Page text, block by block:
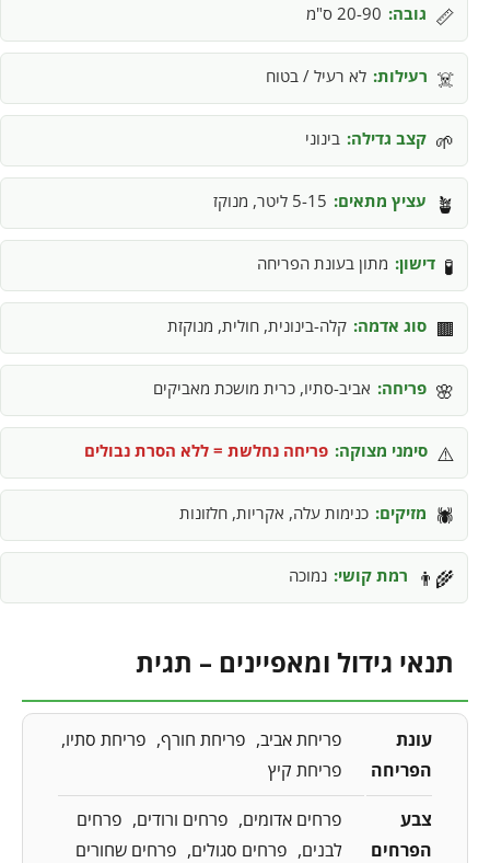
📏 גובה: 20-90 ס"מ
☠️ רעילות: לא רעיל / בטוח
🌱 קצב גדילה: בינוני
🪴 עציץ מתאים: 5-15 ליטר, מנוקז
🧪 דישון: מתון בעונת הפריחה
🟫 סוג אדמה: קלה-בינונית, חולית, מנוקזת
🌸 פריחה: אביב-סתיו, כרית מושכת מאביקים
⚠️ סימני מצוקה: פריחה נחלשת = ללא הסרת נבולים
🕷️ מזיקים: כנימות עלה, אקריות, חלזונות
👨‍🌾 רמת קושי: נמוכה
תנאי גידול ומאפיינים – תגית
עונת
הפריחה
פריחת אביב פריחת חורף
פריחת סתיו
פריחת קיץ
צבע
הפרחים
פרחים אדומים פרחים ורודים
פרחים
לבנים
פרחים סגולים פרחים שחורים